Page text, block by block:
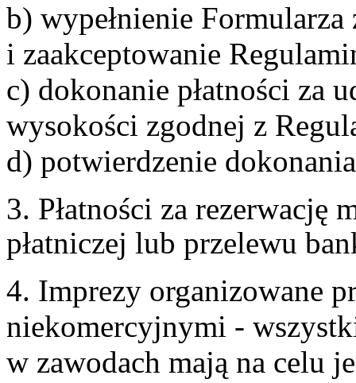
b) wypełnienie Formularza
i zaakceptowanie
c) dokonanie płatności za
wysokości zgodnej z
d) potwierdzenie
3. Płatności za rezerwację
płatniczej lub przelewu
4. Imprezy organizowane
niekomercyjnymi -
w zawodach mają na celu